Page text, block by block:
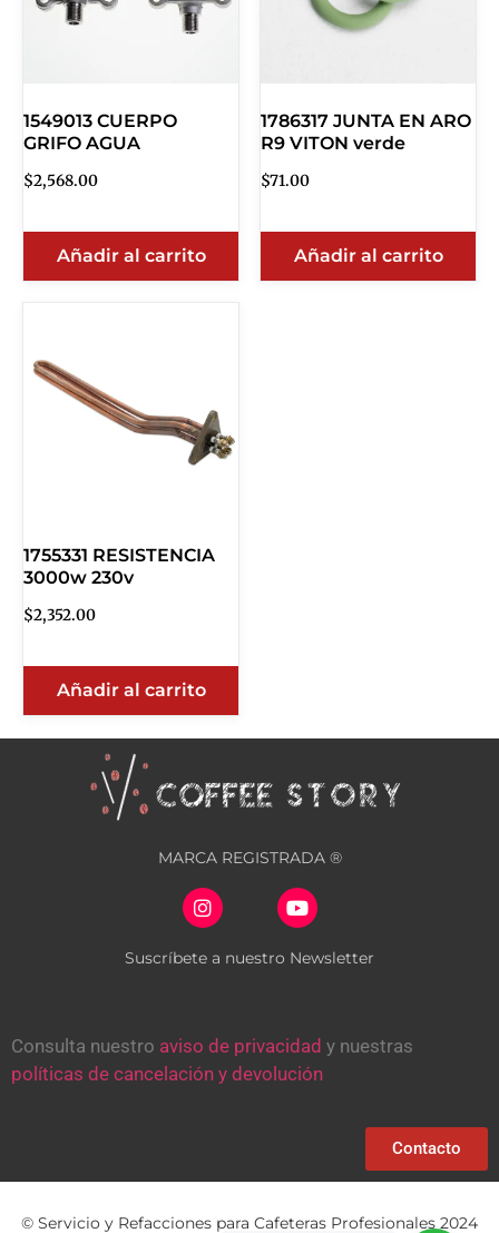
1549013 CUERPO
GRIFO AGUA
$2,568.00
Añadir al carrito
1786317 JUNTA EN ARO
R9 VITON verde
$71.00
Añadir al carrito
1755331 RESISTENCIA
3000w 230v
$2,352.00
Añadir al carrito
MARCA REGISTRADA ®
Suscríbete a nuestro Newsletter
Consulta nuestro aviso de privacidad y nuestras
políticas de cancelación y devolución
Contacto
© Servicio y Refacciones para Cafeteras Profesionales 2024